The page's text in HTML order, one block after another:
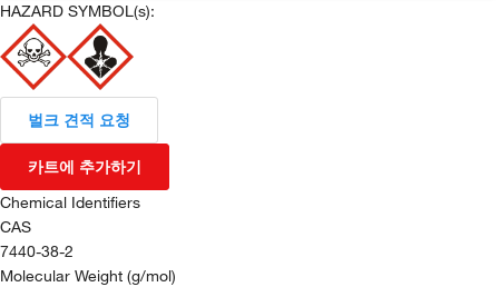
HAZARD SYMBOL(s):
벌크 견적 요청
카트에 추가하기
Chemical Identifiers
CAS
7440-38-2
Molecular Weight (g/mol)